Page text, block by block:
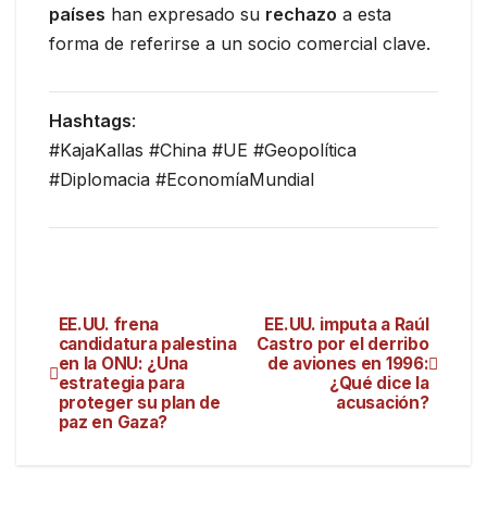
países han expresado su rechazo a esta
forma de referirse a un socio comercial clave.
Hashtags:
#KajaKallas #China #UE #Geopolítica
#Diplomacia #EconomíaMundial
EE.UU. imputa a Raúl
Castro por el derribo
de aviones en 1996:
¿Qué dice la
acusación?
EE.UU. frena
candidatura palestina
en la ONU: ¿Una
estrategia para
proteger su plan de
paz en Gaza?